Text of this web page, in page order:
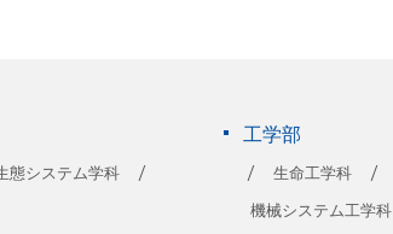
態システム学科
工学部
生命工学科
機械システム工学科